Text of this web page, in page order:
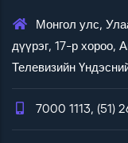
Монгол улс,
дүүрэг, 17-р хороо,
Телевизийн
7000 1113, (51)